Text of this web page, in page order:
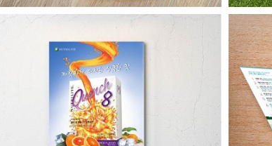
아마그램 잡지 내지 광고